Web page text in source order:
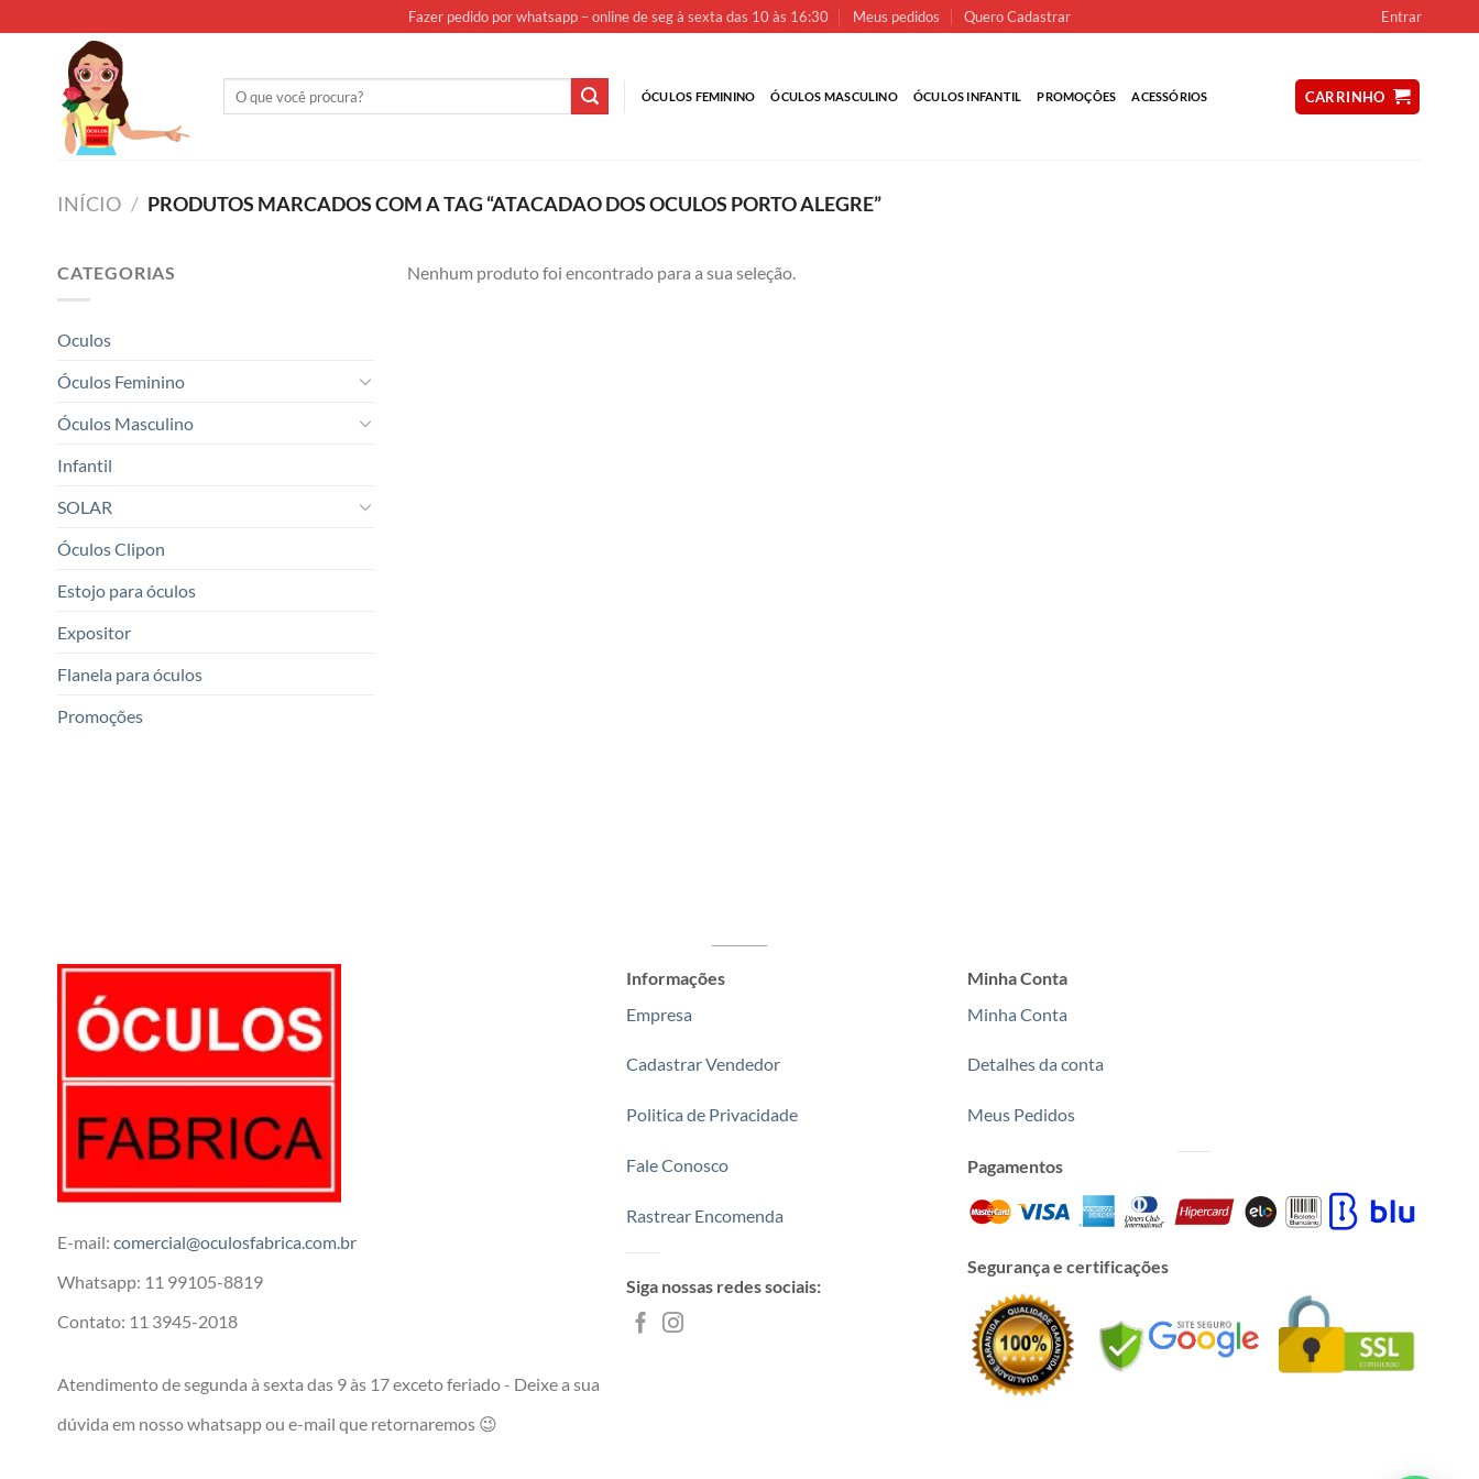
to
Fazer pedido por whatsapp – online de seg à sexta das 10 às 16:30 Meus pedidos Quero Cadastrar Entrar
ÓCULOS FEMININO ÓCULOS MASCULINO ÓCULOS INFANTIL PROMOÇÕES ACESSÓRIOS CARRINHO
INÍCIO / PRODUTOS MARCADOS COM A TAG “ATACADAO DOS OCULOS PORTO ALEGRE”
CATEGORIAS
Oculos
Óculos Feminino
Óculos Masculino
Infantil
SOLAR
Óculos Clipon
Estojo para óculos
Expositor
Flanela para óculos
Promoções
Nenhum produto foi encontrado para a sua seleção.
E-mail: comercial@oculosfabrica.com.br
Whatsapp: 11 99105-8819
Contato: 11 3945-2018
Atendimento de segunda à sexta das 9 às 17 exceto feriado - Deixe a sua
dúvida em nosso whatsapp ou e-mail que retornaremos 😉
Informações
Empresa
Cadastrar Vendedor
Politica de Privacidade
Fale Conosco
Rastrear Encomenda
Siga nossas redes sociais:
Minha Conta
Minha Conta
Detalhes da conta
Meus Pedidos
Pagamentos
Segurança e certificações